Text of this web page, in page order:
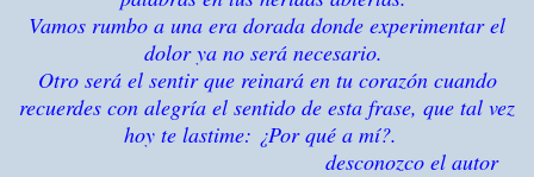
Vamos rumbo a una era dorada donde experimentar el
dolor ya no será necesario.
Otro será el sentir que reinará en tu corazón cuando
recuerdes con alegría el sentido de esta frase, que tal vez
hoy te lastime: ¿Por qué a mí?.
desconozco el autor